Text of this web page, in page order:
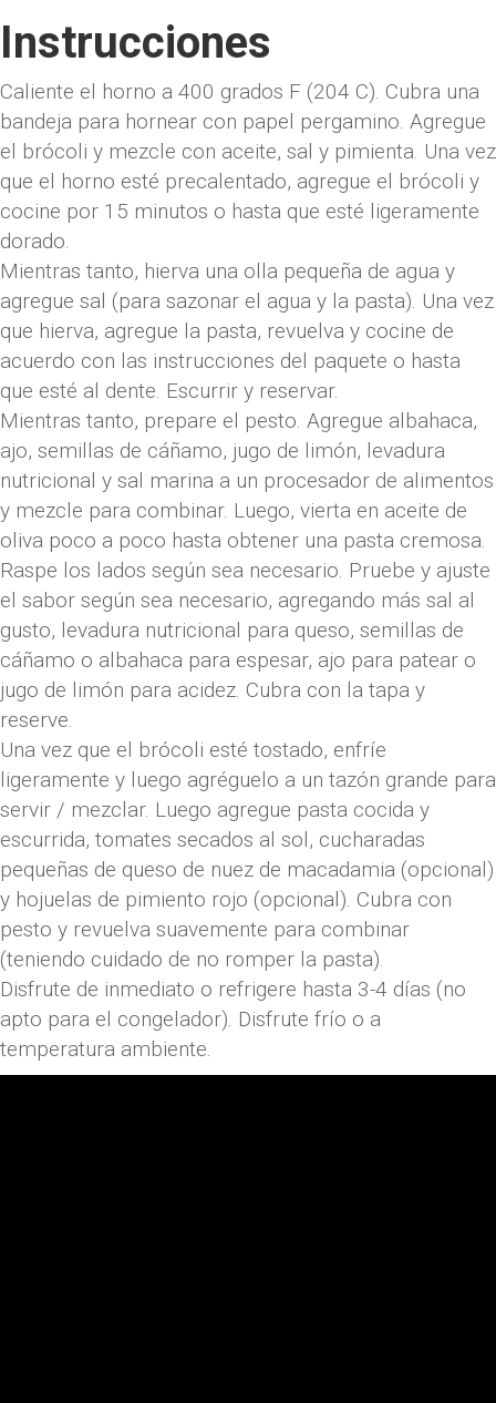
Instrucciones
Caliente el horno a 400 grados F (204 C). Cubra una
bandeja para hornear con papel pergamino. Agregue
el brócoli y mezcle con aceite, sal y pimienta. Una vez
que el horno esté precalentado, agregue el brócoli y
cocine por 15 minutos o hasta que esté ligeramente
dorado.
Mientras tanto, hierva una olla pequeña de agua y
agregue sal (para sazonar el agua y la pasta). Una vez
que hierva, agregue la pasta, revuelva y cocine de
acuerdo con las instrucciones del paquete o hasta
que esté al dente. Escurrir y reservar.
Mientras tanto, prepare el pesto. Agregue albahaca,
ajo, semillas de cáñamo, jugo de limón, levadura
nutricional y sal marina a un procesador de alimentos
y mezcle para combinar. Luego, vierta en aceite de
oliva poco a poco hasta obtener una pasta cremosa.
Raspe los lados según sea necesario. Pruebe y ajuste
el sabor según sea necesario, agregando más sal al
gusto, levadura nutricional para queso, semillas de
cáñamo o albahaca para espesar, ajo para patear o
jugo de limón para acidez. Cubra con la tapa y
reserve.
Una vez que el brócoli esté tostado, enfríe
ligeramente y luego agréguelo a un tazón grande para
servir / mezclar. Luego agregue pasta cocida y
escurrida, tomates secados al sol, cucharadas
pequeñas de queso de nuez de macadamia (opcional)
y hojuelas de pimiento rojo (opcional). Cubra con
pesto y revuelva suavemente para combinar
(teniendo cuidado de no romper la pasta).
Disfrute de inmediato o refrigere hasta 3-4 días (no
apto para el congelador). Disfrute frío o a
temperatura ambiente.